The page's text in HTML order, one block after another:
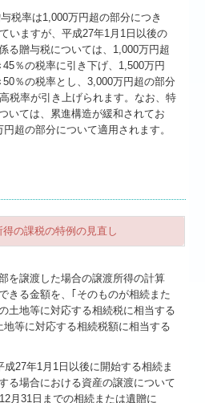
税率は1,000万円超の部分につき
いますが、平成27年1月1日以後の
る贈与税については、1,000万円超
％の税率に引き下げ、1,500万円
％の税率とし、3,000万円超の部分
税率が引き上げられます。なお、特
いては、累進構造が緩和されてお
超の部分について適用されます。
の課税の特例の見直し
を譲渡した場合の譲渡所得の計算
きる金額を、｢そのものが相続また
土地等に対応する相続税に相当する
等に対応する相続税額に相当する
27年1月1日以後に開始する相続ま
る場合における資産の譲渡について
月31日までの相続または遺贈に